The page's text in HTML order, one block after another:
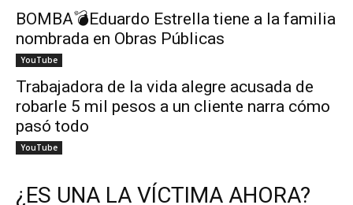
BOMBA💣Eduardo Estrella tiene a la familia
nombrada en Obras Públicas
YouTube
Trabajadora de la vida alegre acusada de
robarle 5 mil pesos a un cliente narra cómo
pasó todo
YouTube
¿ES UNA LA VÍCTIMA AHORA?